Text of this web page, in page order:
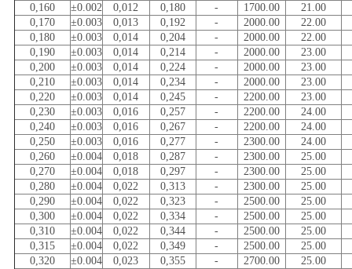
0,160
±0.002 0,012 0,180 - 1700.00
21.00
0,170
±0.003 0,013 0,192 - 2000.00
22.00
0,180
±0.003 0,014 0,204 - 2000.00
22.00
0,190
±0.003 0,014 0,214 - 2000.00
23.00
0,200
±0.003 0,014 0,224 - 2000.00
23.00
0,210
±0.003 0,014 0,234 - 2000.00
23.00
0,220
±0.003 0,014 0,245 - 2200.00
23.00
0,230
±0.003 0,016 0,257 - 2200.00
24.00
0,240
±0.003 0,016 0,267 - 2200.00
24.00
0,250
±0.003 0,016 0,277 - 2300.00
24.00
0,260
±0.004 0,018 0,287 - 2300.00
25.00
0,270
±0.004 0,018 0,297 - 2300.00
25.00
0,280
±0.004 0,022 0,313 - 2300.00
25.00
0,290
±0.004 0,022 0,323 - 2500.00
25.00
0,300
±0.004 0,022 0,334 - 2500.00
25.00
0,310
±0.004 0,022 0,344 - 2500.00
25.00
0,315
±0.004 0,022 0,349 - 2500.00
25.00
0,320
±0.004 0,023 0,355 - 2700.00
25.00